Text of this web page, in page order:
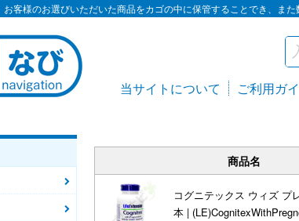
客様のお選びいただいた商品をカゴの中に保管することでき、また
当サイトについて ご利用ガ
商品名
コグニテックス ウィズ プ
本 |